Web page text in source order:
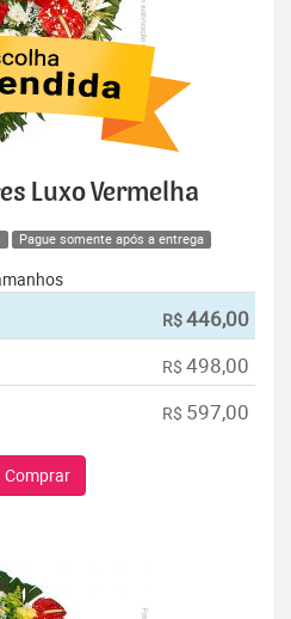
Luxo Vermelha
Pague somente após a entrega
R$446,00
R$ 498,00
R$ 597,00
Comprar